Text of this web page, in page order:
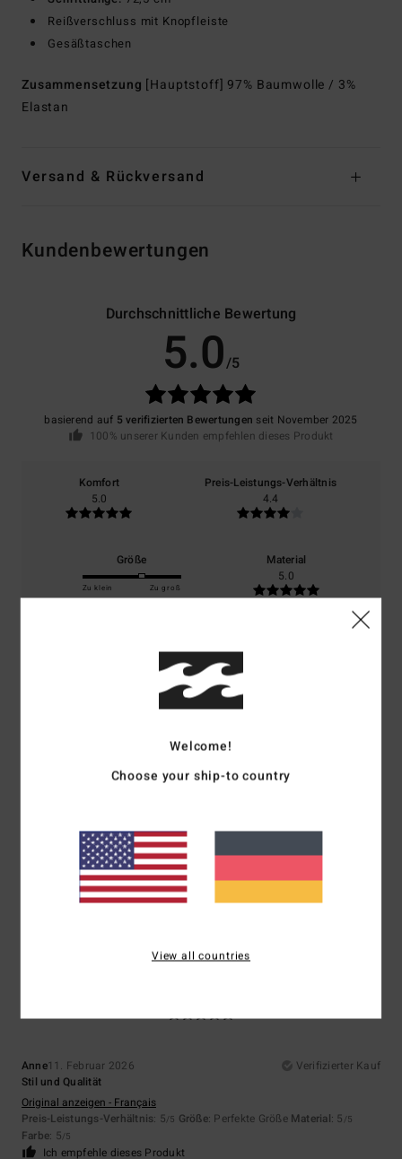
Reißverschluss mit Knopfleiste
Gesäßtaschen
Zusammensetzung [Hauptstoff] 97% Baumwolle / 3%
Elastan
Versand & Rückversand
Kundenbewertungen
Durchschnittliche Bewertung
5.0/5
basierend auf 5 verifizierten Bewertungen seit November 2025
100% unserer Kunden empfehlen dieses Produkt
Komfort
5.0
Preis-Leistungs-Verhältnis
4.4
Größe
Zu klein Zu groß
Material
5.0
5.0
5/5
Client anonyme vérifié25. Februar 2026
Qualitätsmarke
Original anzeigen - Français
/5 Preis-Leistungs-Verhältnis
Anne11. Februar 2026
Verifizierter Kauf
Stil und Qualität
Original anzeigen - Français
Preis-Leistungs-Verhältnis: 5/5 Größe: Perfekte Größe Material: 5 /5
Farbe: 5/5
Ich empfehle dieses Produkt
Welcome!
Choose your ship-to country
View all countries